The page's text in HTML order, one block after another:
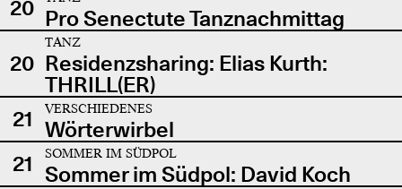
20 Pro Senectute Tanznachmittag
20
TANZ
Residenzsharing: Elias Kurth:
THRILL(ER)
21
VERSCHIEDENES
Wörterwirbel
21
SOMMER IM SÜDPOL
Sommer im Südpol: David Koch